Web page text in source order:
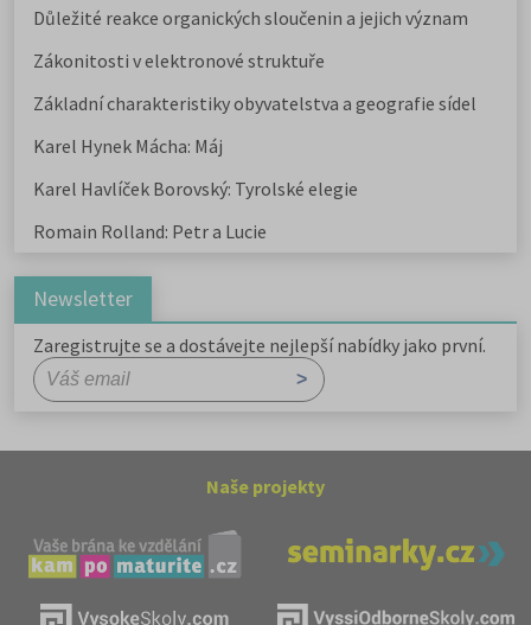
Důležité reakce organických sloučenin a jejich význam
Zákonitosti v elektronové struktuře
Základní charakteristiky obyvatelstva a geografie sídel
Karel Hynek Mácha: Máj
Karel Havlíček Borovský: Tyrolské elegie
Romain Rolland: Petr a Lucie
Newsletter
Zaregistrujte se a dostávejte nejlepší nabídky jako první.
Naše projekty